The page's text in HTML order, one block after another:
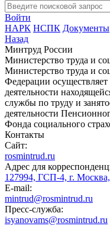
Войти
НАРК НСПК Документы
Назад
Минтруд России
Министерство труда и
Министерство труда и
Федерации
деятельности
службы по труду и
деятельности
Фонда социального
Контакты
Сайт:
rosmintrud.ru
Адрес для
127994, ГСП-4, г.
E-mail:
mintrud@rosmintrud.ru
Пресс-служба:
isyanovams@rosmintrud.ru